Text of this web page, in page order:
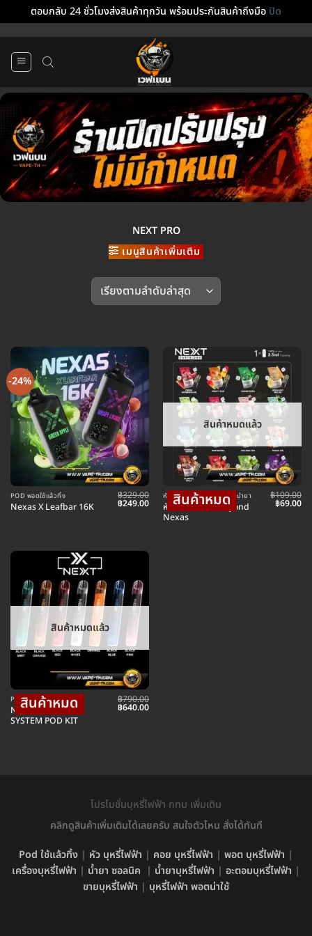
ตอบกลับ 24 ชั่วโมงส่งสินค้าทุกวัน พร้อมประกันสินค้าถึงมือปิด
NEXT PRO
เมนูสินค้าเพิ่มเติม
-24%
POD พอตใช้แล้วทิ้ง
Nexas X Leafbar 16K
฿329.00
Original
฿249.00Current
price
สินค้าหมดแล้ว
หัวเปลี่ยน บุหรี่ไฟฟ้า พร้อมน้ำยา
หัว Next Pro 2 Beyond
Nexas
฿109.00
Original
฿69.00
สินค้าหมดแล้ว
POD พอตบุหรี่ไฟฟ้า
NEXT PRO CLOSE
SYSTEM POD KIT
฿790.00
Original
price
฿640.00Current
โปรโมชั่นบุหรี่ไฟฟ้า กทม เพิ่มเติม
คลิกดูสินค้าเพิ่มเติมได้เลยครับ สนใจตัวไหน สั่งได้ทันที
Pod ใช้แล้วทิ้ง | หัว บุหรี่ไฟฟ้า | คอย บุหรี่ไฟฟ้า | พอต บุหรี่ไฟฟ้า |
เครื่องบุหรี่ไฟฟ้า | น้ำยา ซอลนิค | น้ำยาบุหรี่ไฟฟ้า | อะตอมบุหรี่ไฟฟ้า |
ขายบุหรี่ไฟฟ้า | บุหรี่ไฟฟ้า พอตน่าใช้